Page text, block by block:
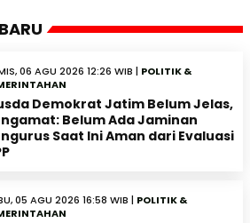
06 AGU 2026 12:26 WIB | POLITIK &
Demokrat Jatim Belum Jelas,
Belum Ada Jaminan
Saat Ini Aman dari Evaluasi
05 AGU 2026 16:58 WIB | POLITIK &